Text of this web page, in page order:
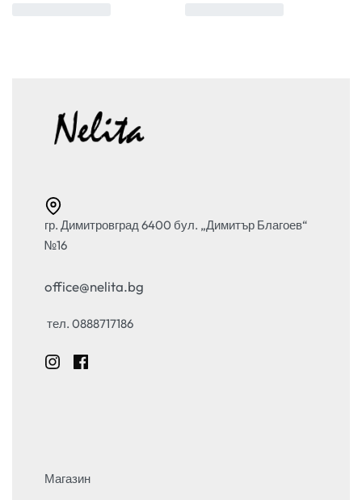
гр. Димитровград 6400 бул. „Димитър Благоев“
№16
office@nelita.bg
тел. 0888717186
Магазин